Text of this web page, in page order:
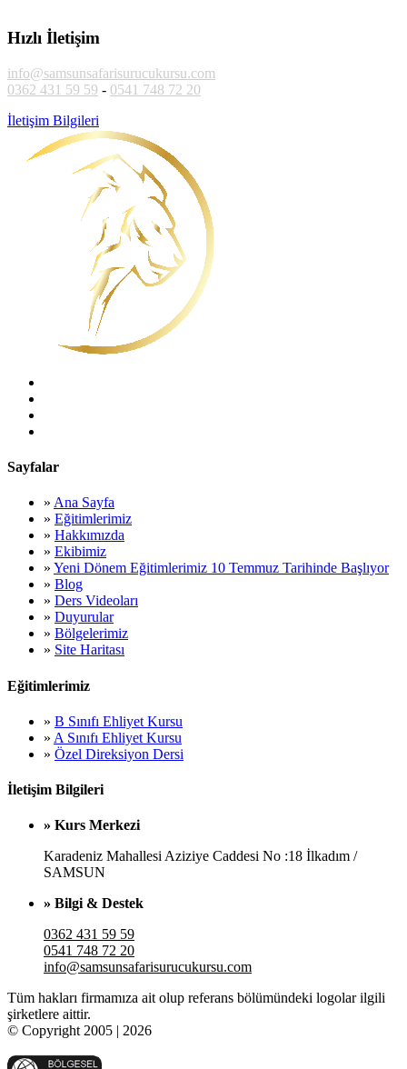
Hızlı İletişim
info@samsunsafarisurucukursu.com
0362 431 59 59 - 0541 748 72 20
İletişim Bilgileri
Sayfalar
» Ana Sayfa
» Eğitimlerimiz
» Hakkımızda
» Ekibimiz
» Yeni Dönem Eğitimlerimiz 10 Temmuz Tarihinde Başlıyor
» Blog
» Ders Videoları
» Duyurular
» Bölgelerimiz
» Site Haritası
Eğitimlerimiz
» B Sınıfı Ehliyet Kursu
» A Sınıfı Ehliyet Kursu
» Özel Direksiyon Dersi
İletişim Bilgileri
» Kurs Merkezi
Karadeniz Mahallesi Aziziye Caddesi No :18 İlkadım /
SAMSUN
» Bilgi & Destek
0362 431 59 59
0541 748 72 20
info@samsunsafarisurucukursu.com
Tüm hakları firmamıza ait olup referans bölümündeki logolar ilgili
şirketlere aittir.
© Copyright 2005 | 2026